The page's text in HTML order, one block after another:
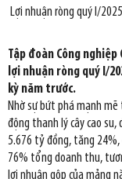
Lợi nhuận ròng quý I/
Tập đoàn Công nghiệp
lợi nhuận ròng quý I/
kỳ năm trước.
Nhờ sự bứt phá mạnh
động thanh lý cây cao
5.676 tỷ đồng, tăng 24%,
76% tổng doanh thu,
lợi nhuận gộp của mảng